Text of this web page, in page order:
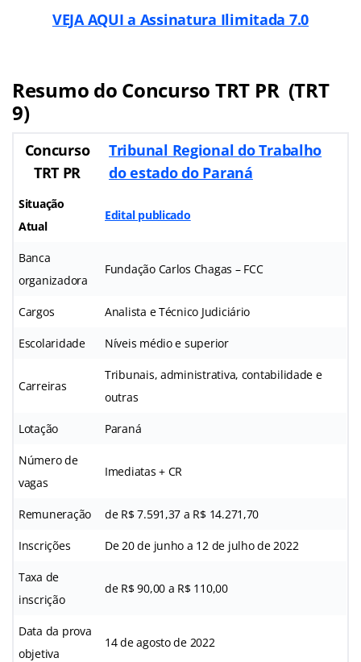
VEJA AQUI a Assinatura Ilimitada 7.0
Resumo do Concurso TRT PR (TRT
9)
Concurso
TRT PR
Tribunal Regional do Trabalho
do estado do Paraná
Situação
Atual
Edital publicado
Banca
organizadora
Fundação Carlos Chagas – FCC
Cargos Analista e Técnico Judiciário
Escolaridade Níveis médio e superior
Carreiras
Tribunais, administrativa, contabilidade e
outras
Lotação Paraná
Número de
vagas
Imediatas + CR
Remuneração de R$ 7.591,37 a R$ 14.271,70
Inscrições De 20 de junho a 12 de julho de 2022
Taxa de
inscrição
de R$ 90,00 a R$ 110,00
Data da prova
objetiva
14 de agosto de 2022